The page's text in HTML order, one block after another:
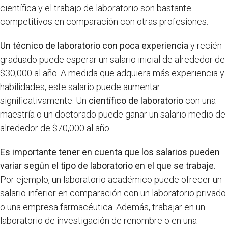
científica y el trabajo de laboratorio son bastante
competitivos en comparación con otras profesiones.
Un técnico de laboratorio con poca experiencia y recién
graduado puede esperar un salario inicial de alrededor de
$30,000 al año. A medida que adquiera más experiencia y
habilidades, este salario puede aumentar
significativamente. Un científico de laboratorio con una
maestría o un doctorado puede ganar un salario medio de
alrededor de $70,000 al año.
Es importante tener en cuenta que los salarios pueden
variar según el tipo de laboratorio en el que se trabaje.
Por ejemplo, un laboratorio académico puede ofrecer un
salario inferior en comparación con un laboratorio privado
o una empresa farmacéutica. Además, trabajar en un
laboratorio de investigación de renombre o en una